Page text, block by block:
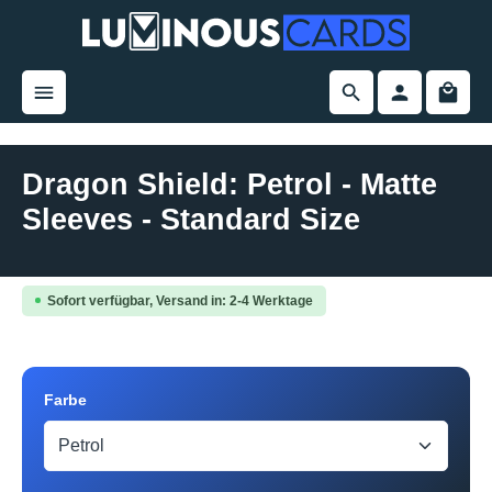
springen
Dragon Shield: Petrol - Matte
Sleeves - Standard Size
Bildergalerie überspringen
Sofort verfügbar, Versand in: 2-4 Werktage
Farbeauswählen